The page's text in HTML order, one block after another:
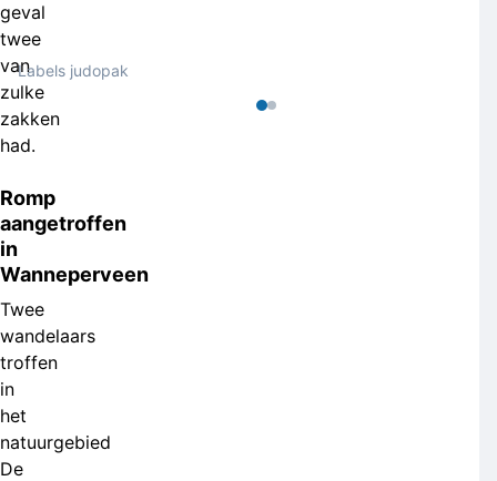
geval
twee
van
zulke
zakken
had.
Romp
aangetroffen
in
Wanneperveen
Twee
wandelaars
troffen
in
het
natuurgebied
De
Labels judopak